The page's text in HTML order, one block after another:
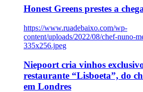
Honest Greens prestes a
https://www.ruadebaixo.com/wp-
content/uploads/2022/08/chef-nuno-
335x256.jpeg
Niepoort cria vinhos
restaurante “Lisboeta”, do
em Londres